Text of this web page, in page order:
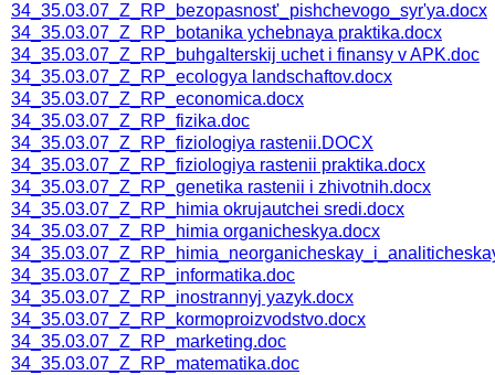
34_35.03.07_Z_RP_bezopasnost'_pishchevogo_syr'ya.docx
34_35.03.07_Z_RP_botanika ychebnaya praktika.docx
34_35.03.07_Z_RP_buhgalterskij uchet i finansy v APK.doc
34_35.03.07_Z_RP_ecologya landschaftov.docx
34_35.03.07_Z_RP_economica.docx
34_35.03.07_Z_RP_fizika.doc
34_35.03.07_Z_RP_fiziologiya rastenii.DOCX
34_35.03.07_Z_RP_fiziologiya rastenii praktika.docx
34_35.03.07_Z_RP_genetika rastenii i zhivotnih.docx
34_35.03.07_Z_RP_himia okrujautchei sredi.docx
34_35.03.07_Z_RP_himia organicheskya.docx
34_35.03.07_Z_RP_informatika.doc
34_35.03.07_Z_RP_inostrannyj yazyk.docx
34_35.03.07_Z_RP_kormoproizvodstvo.docx
34_35.03.07_Z_RP_marketing.doc
34_35.03.07_Z_RP_matematika.doc